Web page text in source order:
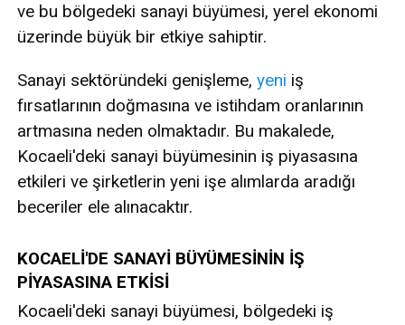
ve bu bölgedeki sanayi büyümesi, yerel ekonomi
üzerinde büyük bir etkiye sahiptir.
Sanayi sektöründeki genişleme, yeni iş
fırsatlarının doğmasına ve istihdam oranlarının
artmasına neden olmaktadır. Bu makalede,
Kocaeli'deki sanayi büyümesinin iş piyasasına
etkileri ve şirketlerin yeni işe alımlarda aradığı
beceriler ele alınacaktır.
KOCAELİ'DE SANAYİ BÜYÜMESİNİN İŞ
PİYASASINA ETKİSİ
Kocaeli'deki sanayi büyümesi, bölgedeki iş